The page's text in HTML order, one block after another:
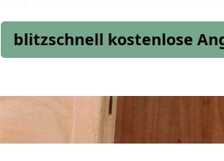
blitzschnell kostenlose